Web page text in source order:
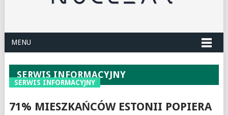
MENU
SERWIS INFORMACYJNY
71% MIESZKAŃCÓW ESTONII POPIERA
SERWIS INFORMACYJNY